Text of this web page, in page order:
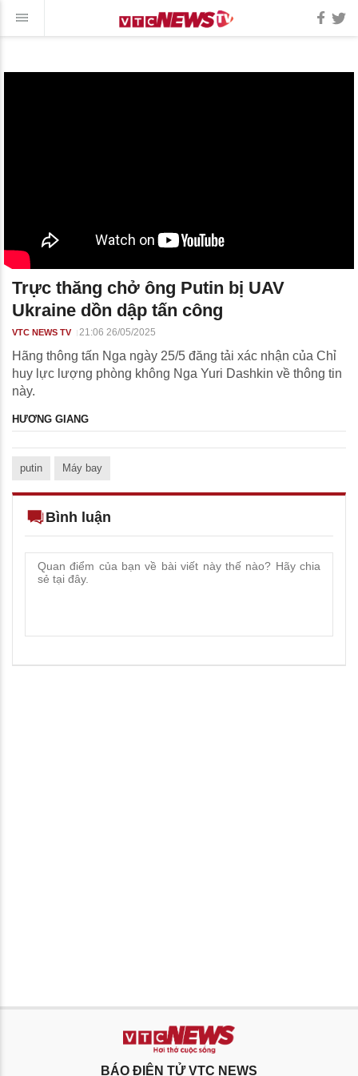
Trực thăng chở ông Putin bị UAV
Ukraine dồn dập tấn công
VTC NEWS TV 21:06 26/05/2025
Hãng thông tấn Nga ngày 25/5 đăng tải xác nhận của Chỉ
huy lực lượng phòng không Nga Yuri Dashkin về thông tin
này.
HƯƠNG GIANG
putin Máy bay
Bình luận
BÁO ĐIỆN TỬ VTC NEWS